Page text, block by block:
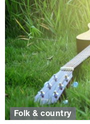
Folk & country